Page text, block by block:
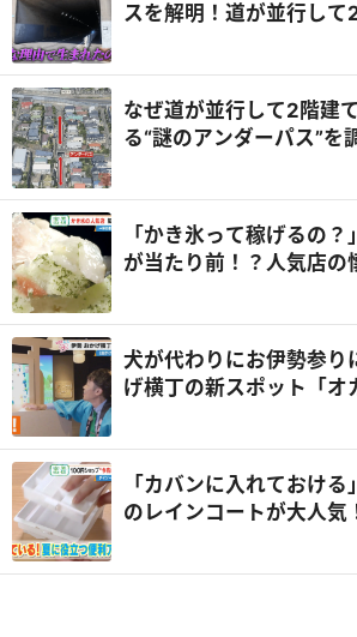
スを解明！道が並行して
なぜ道が並行して2階建
る“謎のアンダーパス”を
「かき氷って稼げるの
が当たり前！？人気店の
犬が代わりにお伊勢参り
げ横丁の新スポット「オ
「カバンに入れておけ
のレインコートが大人気